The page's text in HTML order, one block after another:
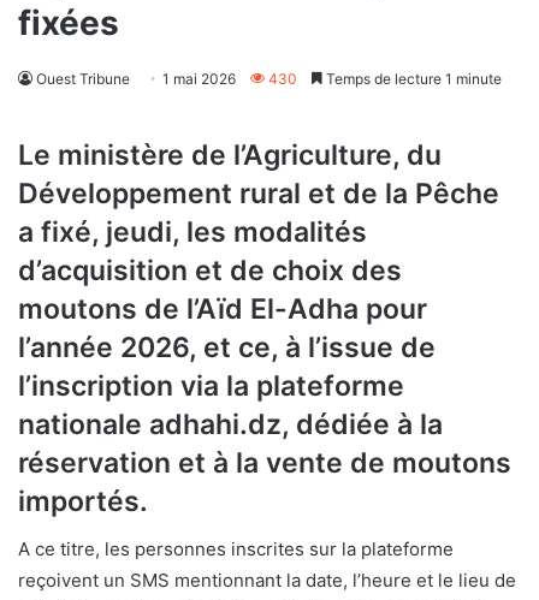
fixées
Ouest Tribune 1 mai 2026 430 Temps de lecture 1 minute
Le ministère de l’Agriculture, du
Développement rural et de la Pêche
a fixé, jeudi, les modalités
d’acquisition et de choix des
moutons de l’Aïd El-Adha pour
l’année 2026, et ce, à l’issue de
l’inscription via la plateforme
nationale adhahi.dz, dédiée à la
réservation et à la vente de moutons
importés.
A ce titre, les personnes inscrites sur la plateforme
reçoivent un SMS mentionnant la date, l’heure et le lieu de